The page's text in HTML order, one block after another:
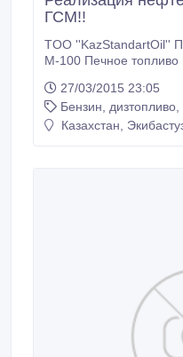
ГСМ!!
TOO ''KazStandartOil''
М-100 Печное топливо
(летнее) АИ-92 АИ-80
ЗВОНИТЕ нам! +7 702
85 20 Email
27/03/2015 23:05
Бензин,
Казахстан,